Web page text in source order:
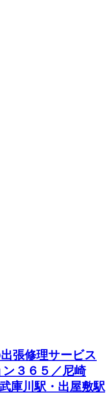
張修理サービス
３６５／尼崎
庫川駅・出屋敷駅